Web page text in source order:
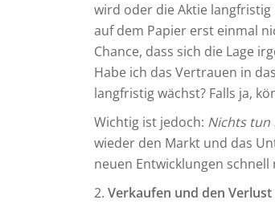
wird oder die Aktie
auf dem Papier erst einmal
Chance, dass sich die Lage
Habe ich das Vertrauen in
langfristig wächst? Falls ja,
Wichtig ist jedoch: Nichts tun
wieder den Markt und das
neuen Entwicklungen
2. Verkaufen und den